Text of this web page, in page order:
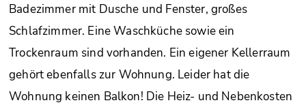
Badezimmer mit Dusche und Fenster, großes
Schlafzimmer. Eine Waschküche sowie ein
Trockenraum sind vorhanden. Ein eigener Kellerraum
gehört ebenfalls zur Wohnung. Leider hat die
Wohnung keinen Balkon! Die Heiz- und Nebenkosten